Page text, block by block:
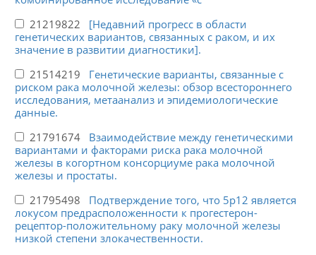
21219822 [Недавний прогресс в области
генетических вариантов, связанных с раком, и их
значение в развитии диагностики].
21514219 Генетические варианты, связанные с
риском рака молочной железы: обзор всестороннего
исследования, метаанализ и эпидемиологические
данные.
21791674 Взаимодействие между генетическими
вариантами и факторами риска рака молочной
железы в когортном консорциуме рака молочной
железы и простаты.
21795498 Подтверждение того, что 5p12 является
локусом предрасположенности к прогестерон-
рецептор-положительному раку молочной железы
низкой степени злокачественности.